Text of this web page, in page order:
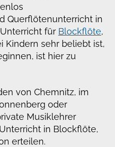
Querflötenunterricht in
für Blockflöte,
Kindern sehr beliebt ist,
ist hier zu
von Chemnitz, im
oder
Musiklehrer
in Blockflöte,
erteilen.